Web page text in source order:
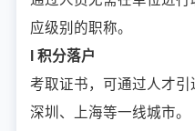
应级别的职称。
l 积分落户
考取证书，可通过人才引
深圳、上海等一线城市。